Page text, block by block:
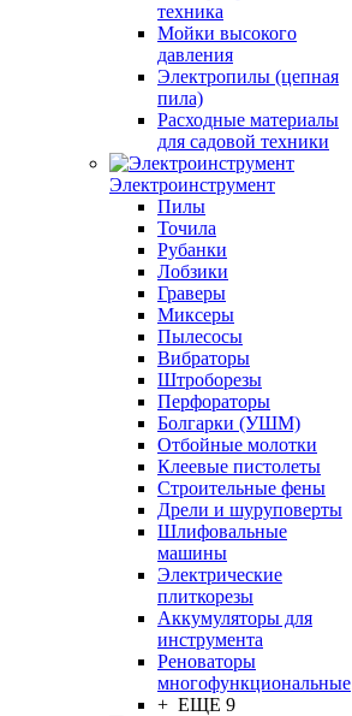
техника
Мойки высокого
давления
Электропилы (цепная
пила)
Расходные материалы
для садовой техники
Электроинструмент
Пилы
Точила
Рубанки
Лобзики
Граверы
Миксеры
Пылесосы
Вибраторы
Штроборезы
Перфораторы
Болгарки (УШМ)
Отбойные молотки
Клеевые пистолеты
Строительные фены
Дрели и шуруповерты
Шлифовальные
машины
Электрические
плиткорезы
Аккумуляторы для
инструмента
Реноваторы
многофункциональные
+ ЕЩЕ 9